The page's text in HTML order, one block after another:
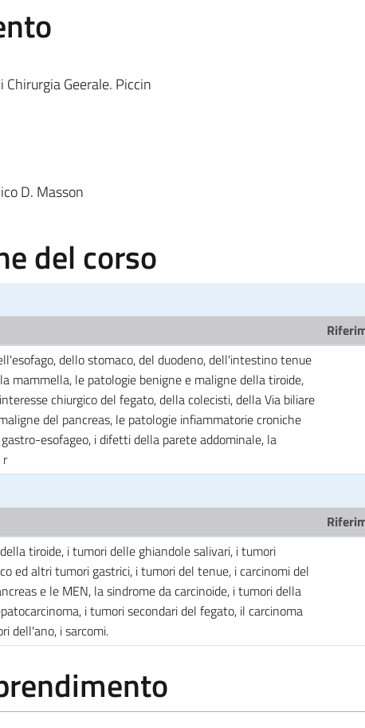
Geerale. Piccin
D. Masson
del corso
dello stomaco, del duodeno, dell'intestino tenue
mammella, le patologie benigne e maligne della tiroide,
chiurgico del fegato, della colecisti, della Via biliare
del pancreas, le patologie infiammatorie croniche
esofageo, i difetti della parete addominale, la
tiroide, i tumori delle ghiandole salivari, i tumori
ed altri tumori gastrici, i tumori del tenue, i carcinomi del
e le MEN, la sindrome da carcinoide, i tumori della
i tumori secondari del fegato, il carcinoma
dell'ano, i sarcomi.